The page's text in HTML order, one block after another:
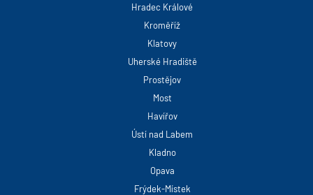
Hradec Králové
Kroměříž
Klatovy
Uherské Hradiště
Prostějov
Most
Havířov
Ústí nad Labem
Kladno
Opava
Frýdek-Místek